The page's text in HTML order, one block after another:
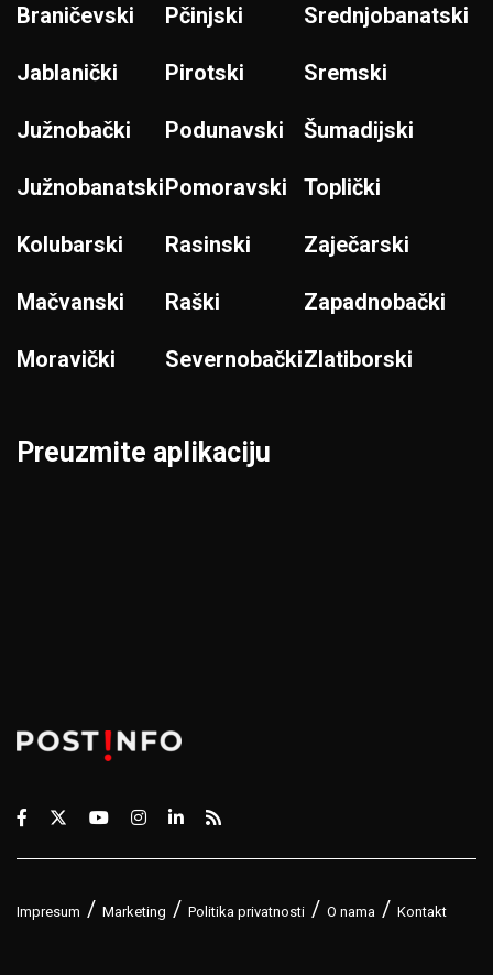
Braničevski
Jablanički
Južnobački
Južnobanatski
Kolubarski
Mačvanski
Moravički
Pčinjski
Pirotski
Podunavski
Pomoravski
Rasinski
Raški
Severnobački
Srednjobanatski
Sremski
Šumadijski
Toplički
Zaječarski
Zapadnobački
Zlatiborski
Preuzmite aplikaciju
Impresum Marketing Politika privatnosti O nama Kontakt